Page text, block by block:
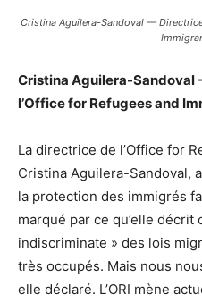
Cristina Aguilera-Sandoval —
Cristina Aguilera-
l’Office for Refugees and
La directrice de l’Office for
Cristina Aguilera-Sandoval,
la protection des immigrés
marqué par ce qu’elle décrit
indiscriminate » des lois
très occupés. Mais nous
elle déclaré. L’ORI mène